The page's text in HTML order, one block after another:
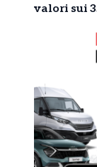
valori sui